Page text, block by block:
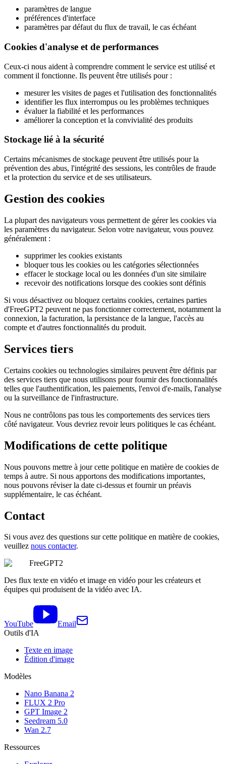
paramètres de langue
préférences d'interface
paramètres par défaut du flux de travail, le cas échéant
Cookies d'analyse et de performances
Ceux-ci nous aident à comprendre comment le service est utilisé et
comment il fonctionne. Ils peuvent être utilisés pour :
mesurer les visites de pages et l'utilisation des fonctionnalités
identifier les flux interrompus ou les problèmes techniques
évaluer la fiabilité et les performances
améliorer la conception et la convivialité des produits
Stockage lié à la sécurité
Certains mécanismes de stockage peuvent être utilisés pour la
prévention des abus, l'intégrité des sessions, les contrôles de fraude
et la protection du service et de ses utilisateurs.
Gestion des cookies
La plupart des navigateurs vous permettent de gérer les cookies via
les paramètres du navigateur. Selon votre navigateur, vous pouvez
généralement :
supprimer les cookies existants
bloquer tous les cookies ou les catégories sélectionnées
effacer le stockage local ou les données d'un site similaire
recevoir des notifications lorsque des cookies sont définis
Si vous désactivez ou bloquez certains cookies, certaines parties
d'FreeGPT2 peuvent ne pas fonctionner correctement, notamment la
connexion, la facturation, la persistance de la langue, l'accès au
compte et d'autres fonctionnalités du produit.
Services tiers
Certains cookies ou technologies similaires peuvent être définis par
des services tiers que nous utilisons pour fournir des fonctionnalités
telles que l'authentification, les paiements, l'envoi d'e-mails, l'analyse
ou la surveillance de l'infrastructure.
Nous ne contrôlons pas tous les comportements des services tiers
côté navigateur. Vous devriez revoir leurs politiques le cas échéant.
Modifications de cette politique
Nous pouvons mettre à jour cette politique en matière de cookies de
temps à autre. Si nous apportons des modifications importantes,
nous pouvons réviser la date ci-dessus et fournir un préavis
supplémentaire, le cas échéant.
Contact
Si vous avez des questions sur cette politique en matière de cookies,
veuillez nous contacter.
FreeGPT2
Des flux texte en vidéo et image en vidéo pour les créateurs et
équipes qui produisent de la vidéo avec IA.
YouTube
Email
Outils d'IA
Texte en image
Édition d'image
Modèles
Nano Banana 2
FLUX 2 Pro
GPT Image 2
Seedream 5.0
Wan 2.7
Ressources